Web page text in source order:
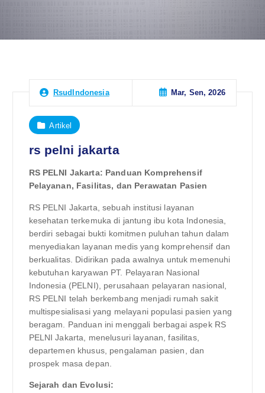
RsudIndonesia Mar, Sen, 2026
Artikel
rs pelni jakarta
RS PELNI Jakarta: Panduan Komprehensif
Pelayanan, Fasilitas, dan Perawatan Pasien
RS PELNI Jakarta, sebuah institusi layanan
kesehatan terkemuka di jantung ibu kota Indonesia,
berdiri sebagai bukti komitmen puluhan tahun dalam
menyediakan layanan medis yang komprehensif dan
berkualitas. Didirikan pada awalnya untuk memenuhi
kebutuhan karyawan PT. Pelayaran Nasional
Indonesia (PELNI), perusahaan pelayaran nasional,
RS PELNI telah berkembang menjadi rumah sakit
multispesialisasi yang melayani populasi pasien yang
beragam. Panduan ini menggali berbagai aspek RS
PELNI Jakarta, menelusuri layanan, fasilitas,
departemen khusus, pengalaman pasien, dan
prospek masa depan.
Sejarah dan Evolusi: